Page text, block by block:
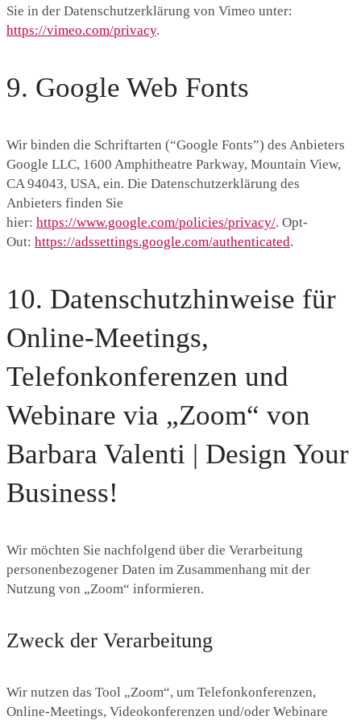
Sie in der Datenschutzerklärung von Vimeo unter:
https://vimeo.com/privacy.
9. Google Web Fonts
Wir binden die Schriftarten (“Google Fonts”) des Anbieters
Google LLC, 1600 Amphitheatre Parkway, Mountain View,
CA 94043, USA, ein. Die Datenschutzerklärung des
Anbieters finden Sie
hier: https://www.google.com/policies/privacy/. Opt-
Out: https://adssettings.google.com/authenticated.
10. Datenschutzhinweise für
Online-Meetings,
Telefonkonferenzen und
Webinare via „Zoom“ von
Barbara Valenti | Design Your
Business!
Wir möchten Sie nachfolgend über die Verarbeitung
personenbezogener Daten im Zusammenhang mit der
Nutzung von „Zoom“ informieren.
Zweck der Verarbeitung
Wir nutzen das Tool „Zoom“, um Telefonkonferenzen,
Online-Meetings, Videokonferenzen und/oder Webinare